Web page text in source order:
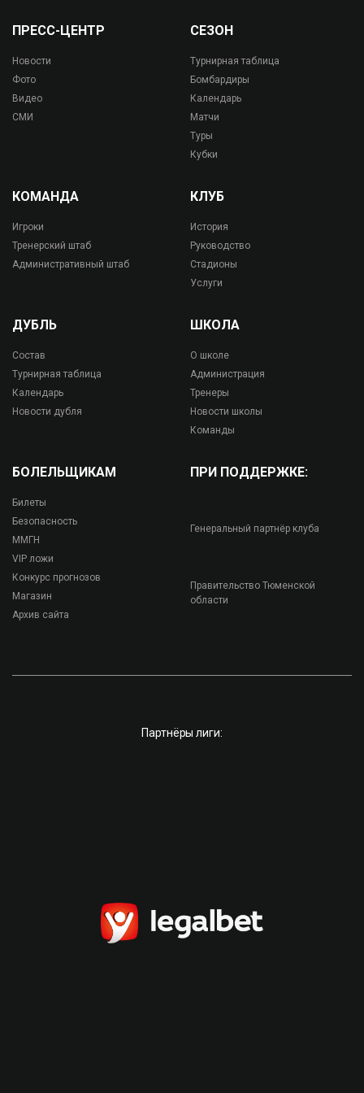
ПРЕСС-ЦЕНТР
Новости
Фото
Видео
СМИ
СЕЗОН
Турнирная таблица
Бомбардиры
Календарь
Матчи
Туры
Кубки
КОМАНДА
Игроки
Тренерский штаб
Административный штаб
КЛУБ
История
Руководство
Стадионы
Услуги
ДУБЛЬ
Состав
Турнирная таблица
Календарь
Новости дубля
ШКОЛА
О школе
Администрация
Тренеры
Новости школы
Команды
БОЛЕЛЬЩИКАМ
Билеты
Безопасность
ММГН
VIP ложи
Конкурс прогнозов
Магазин
Архив сайта
ПРИ ПОДДЕРЖКЕ:
Генеральный партнёр клуба
Правительство Тюменской
области
Партнёры лиги: